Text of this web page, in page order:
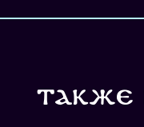
Также